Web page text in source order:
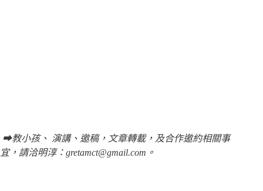
➡教小孩、 演講、邀稿，文章轉載，及合作邀約相關事
宜，請洽明淳：gretamct@gmail.com。